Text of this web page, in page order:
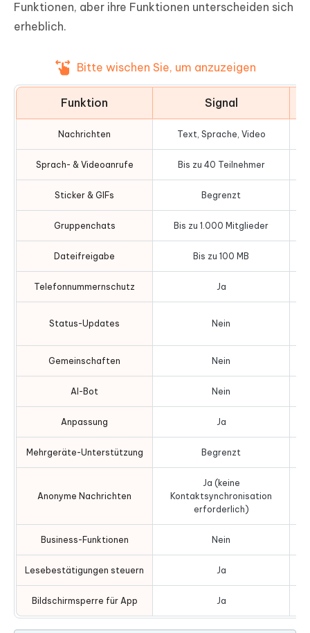
Funktionen, aber ihre Funktionen unterscheiden sich
erheblich.
Bitte wischen Sie, um anzuzeigen
Funktion Signal
Nachrichten Text, Sprache, Video
Sprach- & Videoanrufe Bis zu 40 Teilnehmer
Sticker & GIFs Begrenzt
Gruppenchats Bis zu 1.000 Mitglieder
Dateifreigabe Bis zu 100 MB
Telefonnummernschutz Ja
Status-Updates Nein
Gemeinschaften Nein
AI-Bot Nein
Anpassung Ja
Mehrgeräte-Unterstützung Begrenzt
Anonyme Nachrichten
Ja (keine
Kontaktsynchronisation
erforderlich)
Business-Funktionen Nein
Lesebestätigungen steuern Ja
Bildschirmsperre für App Ja